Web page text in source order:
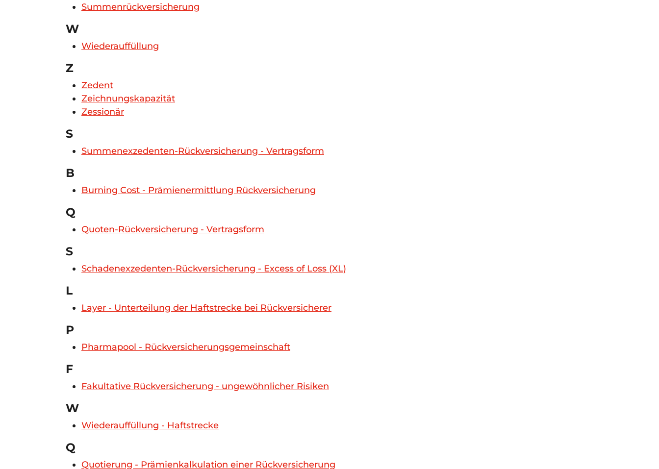
Summenrückversicherung
W
Wiederauffüllung
Z
Zedent
Zeichnungskapazität
Zessionär
S
Summenexzedenten-Rückversicherung - Vertragsform
B
Burning Cost - Prämienermittlung Rückversicherung
Q
Quoten-Rückversicherung - Vertragsform
S
Schadenexzedenten-Rückversicherung - Excess of Loss (XL)
L
Layer - Unterteilung der Haftstrecke bei Rückversicherer
P
Pharmapool - Rückversicherungsgemeinschaft
F
Fakultative Rückversicherung - ungewöhnlicher Risiken
W
Wiederauffüllung - Haftstrecke
Q
Quotierung - Prämienkalkulation einer Rückversicherung